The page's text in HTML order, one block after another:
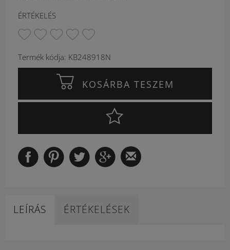
ÉRTÉKELÉS
Termék kódja: KB248918N
KOSÁRBA TESZEM
LEÍRÁS ÉRTÉKELÉSEK